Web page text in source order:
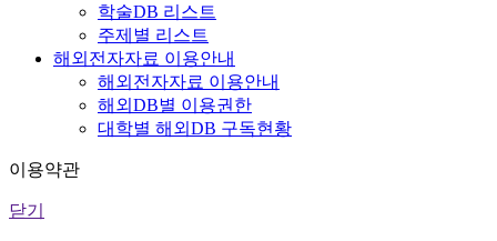
학술DB 리스트
주제별 리스트
해외전자자료 이용안내
해외전자자료 이용안내
해외DB별 이용권한
대학별 해외DB 구독현황
이용약관
닫기